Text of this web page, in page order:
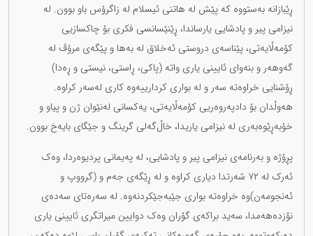
ڕێبازانە بەستووە کە پێش لە هاتنی ئیسلام لە زاگرۆس باو بوون. لە
نیزامی پیر و پادشایی یارساندا، ڕێنێسانسی فکری بۆ چاکسازیی
کۆمەڵایەتی، پێناسەی دروستی ئەخلاق لە بەها و پێگەی مرۆڤ لە
گەوهەر و بنەوای ئایینی یاری واتە (پاکی، ڕاستی، نیستی و ڕەدا)
ڕۆشنایی خراوەتە سەر و لە بواری کردارییەوە کاری لەسەر کراوە.
هەوڵدان بۆ دادپەروەریی کۆمەڵایەتی، یەکسانی لەنێوان ژن و پیاو و
خۆبەڕێوەبەری لە نیزامی یاریدا، خاڵ‌گەلی گرینگ و جێگای بایەخ بوون.
پڕۆژە و بەرنامەی نیزامی پیر و پادشایی، لە پەیمانی پردیوەردا، وەک
ئەرک لە ٧٢ شەرتدا دیاری کراوە و لە ڕێگەی جەم و (گرووپ و
ئەنجومەن)وە خراوەتە بواری جێبەجێکردنەوە. لە سەرەتای سەدەی
نۆزدەهەمدا، سەید براکەی گۆران وەک دوایین میراتگری ئایینی یاری